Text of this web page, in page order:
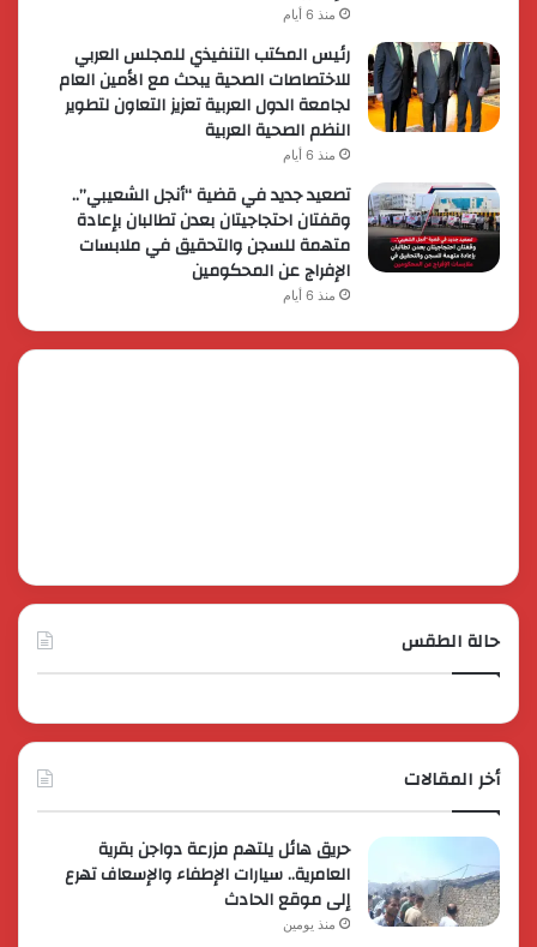
منذ 6 أيام
رئيس المكتب التنفيذي للمجلس العربي
للاختصاصات الصحية يبحث مع الأمين العام
لجامعة الدول العربية تعزيز التعاون لتطوير
النظم الصحية العربية
منذ 6 أيام
تصعيد جديد في قضية “أنجل الشعيبي”..
وقفتان احتجاجيتان بعدن تطالبان بإعادة
متهمة للسجن والتحقيق في ملابسات
الإفراج عن المحكومين
منذ 6 أيام
حالة الطقس
أخر المقالات
حريق هائل يلتهم مزرعة دواجن بقرية
العامرية.. سيارات الإطفاء والإسعاف تهرع
إلى موقع الحادث
منذ يومين